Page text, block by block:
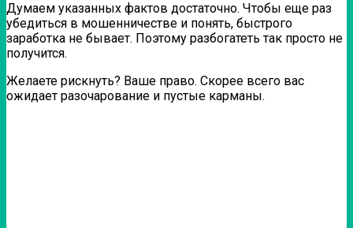
Думаем указанных фактов достаточно. Чтобы еще раз
убедиться в мошенничестве и понять, быстрого
заработка не бывает. Поэтому разбогатеть так просто не
получится.
Желаете рискнуть? Ваше право. Скорее всего вас
ожидает разочарование и пустые карманы.